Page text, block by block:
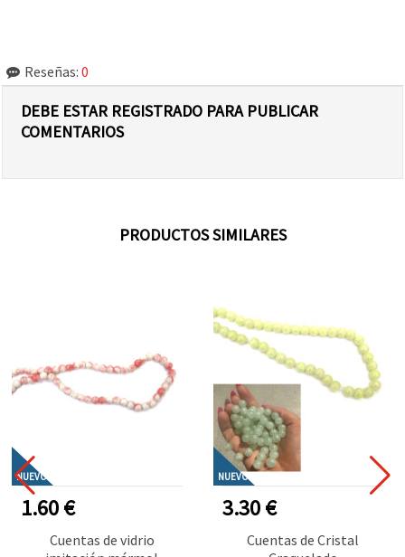
Reseñas: 0
DEBE ESTAR REGISTRADO PARA PUBLICAR
COMENTARIOS
PRODUCTOS SIMILARES
NUEVO
1.60 €
Cuentas de vidrio
NUEVO
3.30 €
Cuentas de Cristal